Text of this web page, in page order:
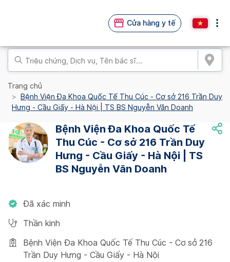
Cửa hàng y tế
Trang chủ
Bệnh Viện Đa Khoa Quốc Tế Thu Cúc - Cơ sở 216 Trần Duy
Hưng - Cầu Giấy - Hà Nội | TS BS Nguyễn Văn Doanh
Bệnh Viện Đa Khoa Quốc Tế
Thu Cúc - Cơ sở 216 Trần Duy
Hưng - Cầu Giấy - Hà Nội | TS
BS Nguyễn Văn Doanh
Đã xác minh
Thần kinh
Bệnh Viện Đa Khoa Quốc Tế Thu Cúc - Cơ sở 216
Trần Duy Hưng - Cầu Giấy - Hà Nội